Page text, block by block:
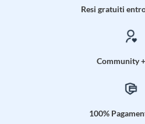
Resi gratuiti
Community
100%